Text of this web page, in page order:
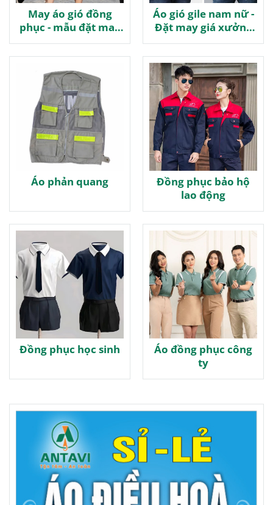
May áo gió đồng
phục - mẫu đặt may
giá tốt
Áo gió gile nam nữ -
Đặt may giá xưởng
chiết khấu
Áo phản quang
Đồng phục bảo hộ
lao động
Đồng phục học sinh
Áo đồng phục công
ty